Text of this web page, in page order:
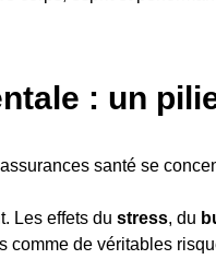
: un
santé se
Les effets du stress, du
comme de véritables